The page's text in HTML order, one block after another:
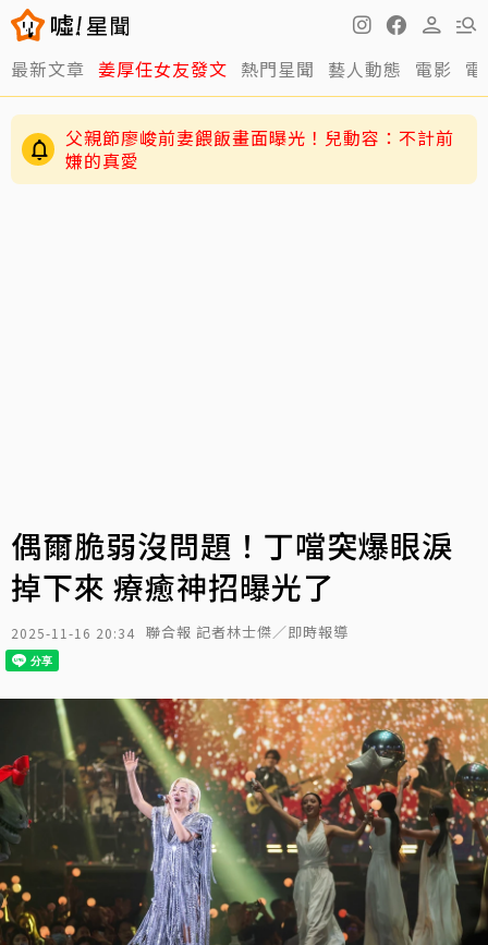
最新文章 姜厚任女友發文 熱門星聞 藝人動態 電影
父親節廖峻前妻餵飯畫面曝光！兒動容：不計前
嫌的真愛
偶爾脆弱沒問題！丁噹突爆眼淚
掉下來 療癒神招曝光了
2025-11-16 20:34 聯合報 記者林士傑／即時報導